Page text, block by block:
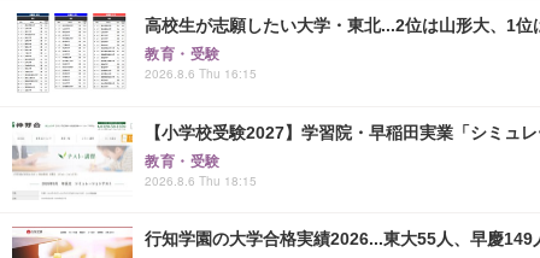
高校生が志願したい大学・東北...2位は山形大、1位
教育・受験
2026.8.6 Thu 16:15
【小学校受験2027】学習院・早稲田実業「シミュ
教育・受験
2026.8.6 Thu 18:15
行知学園の大学合格実績2026...東大55人、早慶149